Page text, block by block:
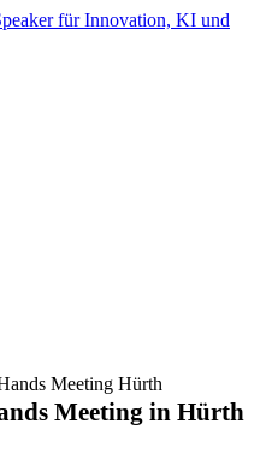
Meeting in Hürth